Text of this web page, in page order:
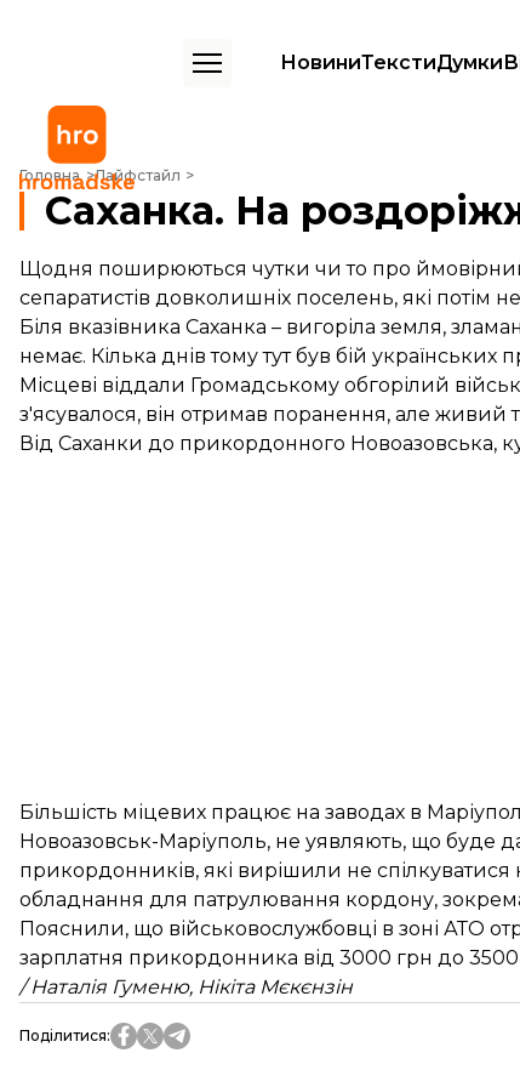
НовиниТекстиДумки
Головна Лайфстайл
Саханка. На роздоріжжі
Саханка. На
Щодня поширюються чутки чи то про
сепаратистів довколишніх поселень, які потім
Біля вказівника Саханка – вигоріла земля,
немає. Кілька днів тому тут був бій
Місцеві віддали Громадському обгорілий
з'ясувалося, він отримав поранення, але живий
Від Саханки до прикордонного Новоазовська,
Більшість міцевих працює на заводах в
Новоазовськ-Маріуполь, не уявляють, що буде
прикордонників, які вирішили не
обладнання для патрулювання кордону, зокрема
Пояснили, що військовослужбовці в зоні АТО
зарплатня прикордонника від 3000 грн до 3500
/ Наталія Гуменю, Нікіта Мєкєнзін
Поділитися: